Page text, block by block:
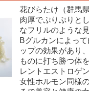
花びらたけ（群馬
肉厚でぷりぷりと
なフリルのような
Βグルカンによっ
ップの効果があり
ものに打ち勝つ体
レントエストロゲ
女性ホルモン同様